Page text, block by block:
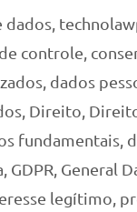
dados,
controle
dados
Direito
fundamentais
GDPR General
legítimo